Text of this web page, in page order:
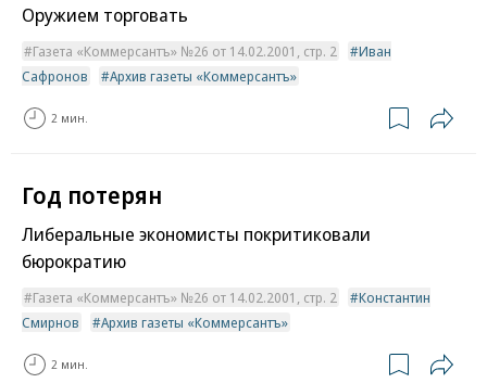
Оружием торговать
Газета «Коммерсантъ» №26 от 14.02.2001, стр. 2
Иван
Сафронов
Архив газеты «Коммерсантъ»
2 мин.
Год потерян
Либеральные экономисты покритиковали
бюрократию
Газета «Коммерсантъ» №26 от 14.02.2001, стр. 2
Константин
Смирнов
Архив газеты «Коммерсантъ»
2 мин.